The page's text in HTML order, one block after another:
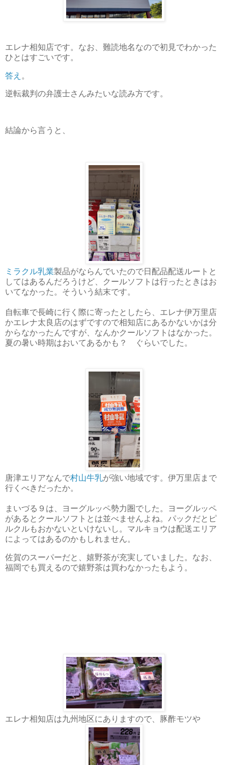
エレナ相知店です。なお、難読地名なので初見でわかった
ひとはすごいです。
答え 。
逆転裁判の弁護士さんみたいな読み方です。
結論から言うと、
ミラクル乳業製品がならんでいたので日配品配送ルートと
してはあるんだろうけど、クールソフトは行ったときはお
いてなかった。そういう結末です。
自転車で長崎に行く際に寄ったとしたら、エレナ伊万里店
かエレナ太良店のはずですので相知店にあるかないかは分
からなかったんですが、なんかクールソフトはなかった。
夏の暑い時期はおいてあるかも？ ぐらいでした。
唐津エリアなんで村山牛乳が強い地域です。伊万里店まで
行くべきだったか。
まいづる９は、ヨーグルッペ勢力圏でした。ヨーグルッペ
があるとクールソフトとは並べませんよね。パックだとピ
ルクルもおかないといけないし。マルキョウは配送エリア
によってはあるのかもしれません。
佐賀のスーパーだと、嬉野茶が充実していました。なお、
福岡でも買えるので嬉野茶は買わなかったもよう。
エレナ相知店は九州地区にありますので、豚酢モツや